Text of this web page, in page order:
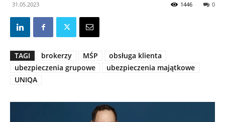
Portal
31.05.2023 0
1446
TAGI brokerzy MŚP
obsługa klienta
ubezpieczenia grupowe
ubezpieczenia majątkowe
UNIQA